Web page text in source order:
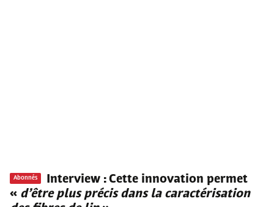
Abonnés
Interview : Cette innovation permet
« d’être plus précis dans la caractérisation